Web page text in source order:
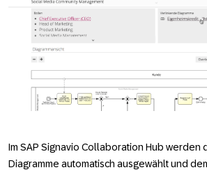
Im SAP Signavio Collaboration Hub werden
Diagramme automatisch ausgewählt und